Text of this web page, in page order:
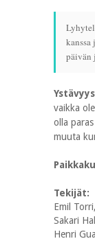
päivän
vaikka
olla
muuta
Tekijät:
Emil
Sakari
Henri